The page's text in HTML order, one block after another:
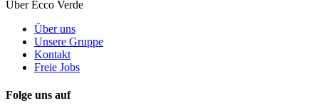
Über Ecco Verde
Über uns
Unsere Gruppe
Kontakt
Freie Jobs
Folge uns auf